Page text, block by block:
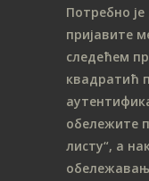
Потребно
пријавите
следећем
квадратић
обележите
листу“, а